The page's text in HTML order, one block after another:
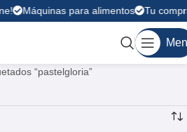
Máquinas para alimentos Tu
“pastelgloria”